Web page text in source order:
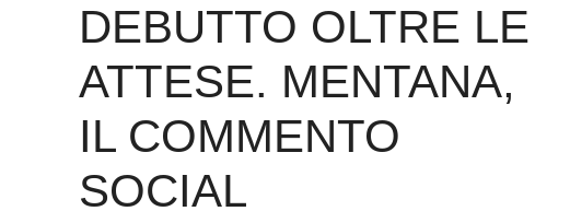
DEBUTTO OLTRE LE
ATTESE. MENTANA,
IL COMMENTO
SOCIAL